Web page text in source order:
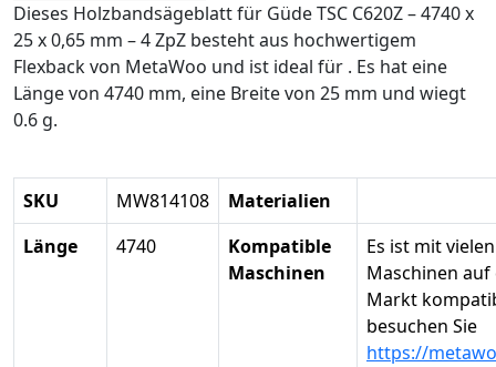
Dieses Holzbandsägeblatt für Güde TSC C620Z – 4740 x
25 x 0,65 mm – 4 ZpZ besteht aus hochwertigem
Flexback von MetaWoo und ist ideal für . Es hat eine
Länge von 4740 mm, eine Breite von 25 mm und wiegt
0.6 g.
SKU MW814108
Materialien
Länge
4740
Kompatible
Maschinen
Es ist mit vielen
Maschinen auf
Markt
besuchen Sie
https://